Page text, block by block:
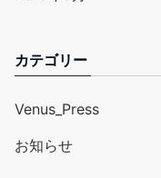
カテゴリー
Venus_Press
お知らせ